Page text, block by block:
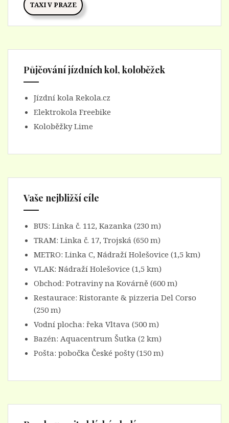
TAXI V PRAZE
Půjčování jízdních kol, koloběžek
Jízdní kola Rekola.cz
Elektrokola Freebike
Koloběžky Lime
Vaše nejbližší cíle
BUS: Linka č. 112, Kazanka (230 m)
TRAM: Linka č. 17, Trojská (650 m)
METRO: Linka C, Nádraží Holešovice (1,5 km)
VLAK: Nádraží Holešovice (1,5 km)
Obchod: Potraviny na Kovárně (600 m)
Restaurace: Ristorante & pizzeria Del Corso
(250 m)
Vodní plocha: řeka Vltava (500 m)
Bazén: Aquacentrum Šutka (2 km)
Pošta: pobočka České pošty (150 m)